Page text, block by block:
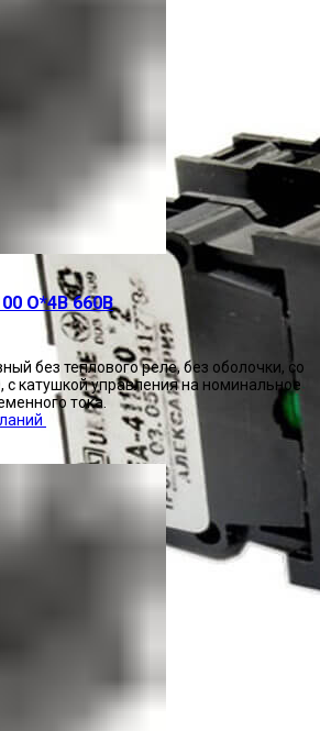
О*4В 660В
без теплового реле, без оболочки, со
катушкой управления на номинальное
тока.